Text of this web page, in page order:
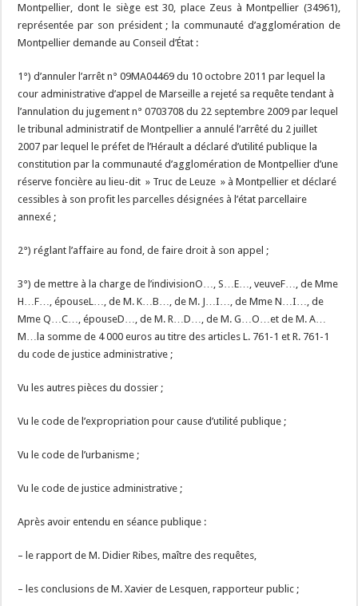
Montpellier, dont le siège est 30, place Zeus à Montpellier (34961),
représentée par son président ; la communauté d’agglomération de
Montpellier demande au Conseil d’État :
1°) d’annuler l’arrêt n° 09MA04469 du 10 octobre 2011 par lequel la
cour administrative d’appel de Marseille a rejeté sa requête tendant à
l’annulation du jugement n° 0703708 du 22 septembre 2009 par lequel
le tribunal administratif de Montpellier a annulé l’arrêté du 2 juillet
2007 par lequel le préfet de l’Hérault a déclaré d’utilité publique la
constitution par la communauté d’agglomération de Montpellier d’une
réserve foncière au lieu-dit » Truc de Leuze » à Montpellier et déclaré
cessibles à son profit les parcelles désignées à l’état parcellaire
annexé ;
2°) réglant l’affaire au fond, de faire droit à son appel ;
3°) de mettre à la charge de l’indivisionO…, S…E…, veuveF…, de Mme
H…F…, épouseL…, de M. K…B…, de M. J…I…, de Mme N…I…, de
Mme Q…C…, épouseD…, de M. R…D…, de M. G…O…et de M. A…
M…la somme de 4 000 euros au titre des articles L. 761-1 et R. 761-1
du code de justice administrative ;
Vu les autres pièces du dossier ;
Vu le code de l’expropriation pour cause d’utilité publique ;
Vu le code de l’urbanisme ;
Vu le code de justice administrative ;
Après avoir entendu en séance publique :
– le rapport de M. Didier Ribes, maître des requêtes,
– les conclusions de M. Xavier de Lesquen, rapporteur public ;